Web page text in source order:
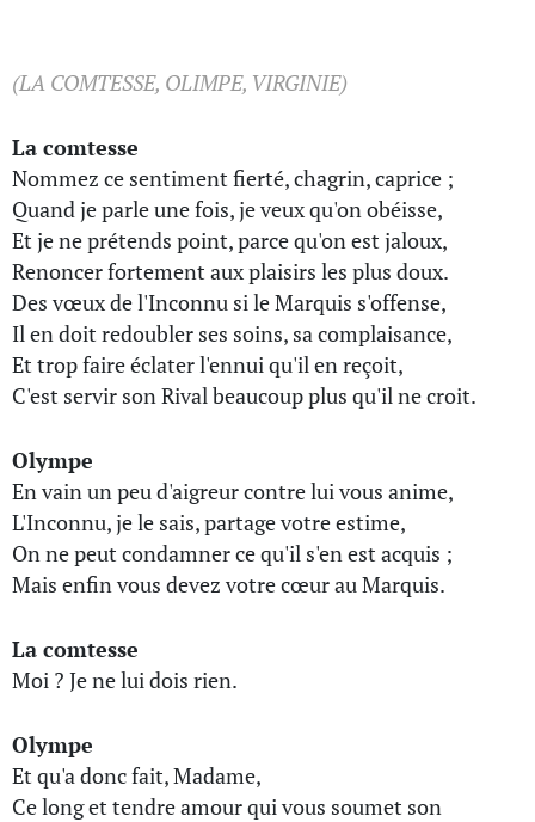
(LA COMTESSE, OLIMPE, VIRGINIE)
La comtesse
Nommez ce sentiment fierté, chagrin, caprice ;
Quand je parle une fois, je veux qu'on obéisse,
Et je ne prétends point, parce qu'on est jaloux,
Renoncer fortement aux plaisirs les plus doux.
Des vœux de l'Inconnu si le Marquis s'offense,
Il en doit redoubler ses soins, sa complaisance,
Et trop faire éclater l'ennui qu'il en reçoit,
C'est servir son Rival beaucoup plus qu'il ne croit.
Olympe
En vain un peu d'aigreur contre lui vous anime,
L'Inconnu, je le sais, partage votre estime,
On ne peut condamner ce qu'il s'en est acquis ;
Mais enfin vous devez votre cœur au Marquis.
La comtesse
Moi ? Je ne lui dois rien.
Olympe
Et qu'a donc fait, Madame,
Ce long et tendre amour qui vous soumet son